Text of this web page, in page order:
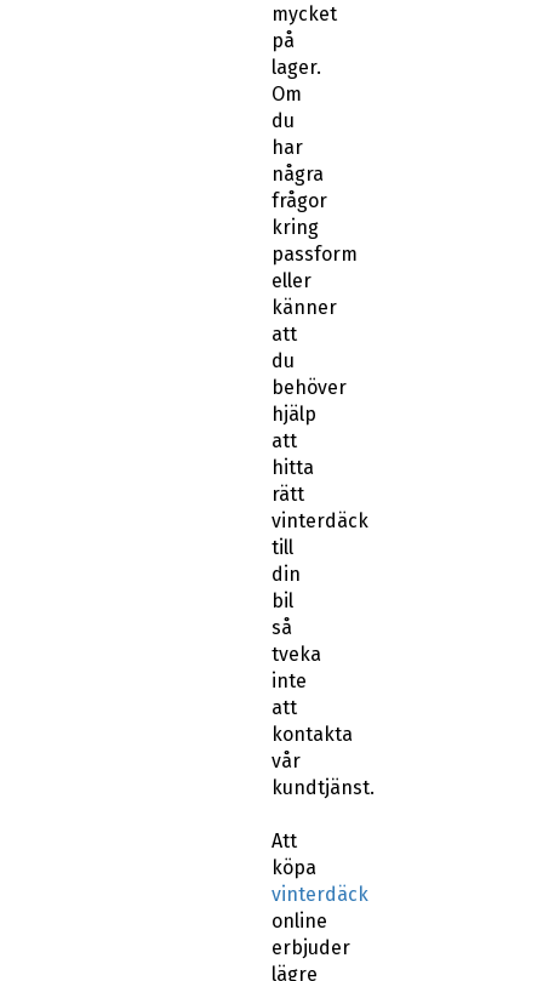
mycket
på
lager.
Om
du
har
några
frågor
kring
passform
eller
känner
att
du
behöver
hjälp
att
hitta
rätt
vinterdäck
till
din
bil
så
tveka
inte
att
kontakta
vår
kundtjänst.
Att
köpa
vinterdäck
online
erbjuder
lägre